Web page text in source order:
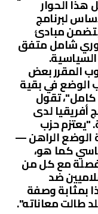
هذا الحوار
لبرنامج
يتضمن مبادئ
شامل متفق
المقرر بعض
الوضع في بقية
كامل"، تقول
أفريقيا لدى
"يعتزم حزب
الوضع الراهن —
كما هو،
مع كل من
ضد
بمثابة وصفة
طالت معاناته".